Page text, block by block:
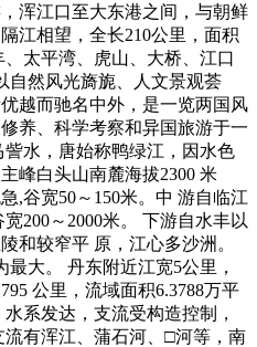
浑江口至大东港之间，与朝鲜
江相望，全长210公里，面积
太平湾、虎山、大桥、江口
自然风光旖旎、人文景观荟
越而驰名中外，是一览两国风
养、科学考察和异国旅游于一
水，唐始称鸭绿江，因水色
峰白头山南麓海拔2300 米
,谷宽50～150米。中 游自临江
200～2000米。 下游自水丰以
和较窄平 原，江心多沙洲。
大。 丹东附近江宽5公里，
公里，流域面积6.3788万平
系发达，支流受构造控制，
有浑江、蒲石河、□河等，南